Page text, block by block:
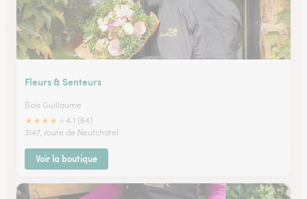
Fleurs & Senteurs
Bois Guillaume
★★★★
4.1 (64)
3147, route de Neufchatel
Voir la boutique